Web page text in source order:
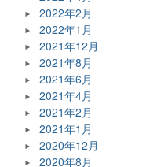
2022年2月
2022年1月
2021年12月
2021年8月
2021年6月
2021年4月
2021年2月
2021年1月
2020年12月
2020年8月